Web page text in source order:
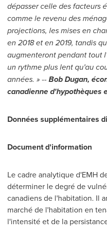
dépasser celle des facteurs
comme le revenu des
projections, les mises en
en 2018 eten 2019, tandis
augmenteront pendant tout
un rythme plus lent qu'au
années. »--Bob Dugan,
canadienne d'hypothèques
Données supplémentaires
Document d'information
Le cadre analytique d'EMH
déterminer le degré de
canadiens de l'habitation. Il
marché de l'habitation en
l'intensité et de la